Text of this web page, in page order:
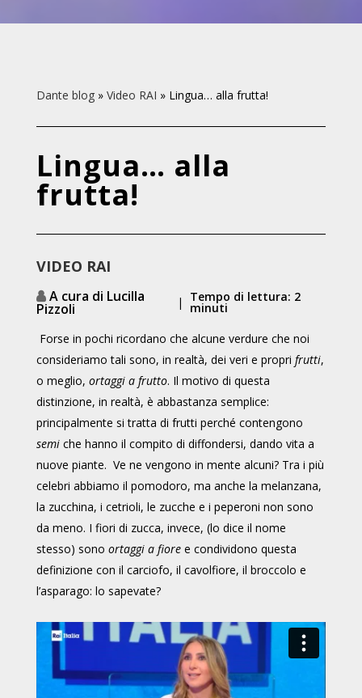
Dante blog» Video RAI » Lingua… alla frutta!
Lingua… alla
frutta!
VIDEO RAI
A cura di Lucilla
Pizzoli | Tempo di lettura: 2
minuti
Forse in pochi ricordano che alcune verdure che noi
consideriamo tali sono, in realtà, dei veri e propri frutti,
o meglio, ortaggi a frutto. Il motivo di questa
distinzione, in realtà, è abbastanza semplice:
principalmente si tratta di frutti perché contengono
semiche hanno il compito di diffondersi, dando vita a
nuove piante. Ve ne vengono in mente alcuni? Tra i più
celebri abbiamo il pomodoro, ma anche la melanzana,
la zucchina, i cetrioli, le zucche e i peperoni non sono
da meno. I fiori di zucca, invece, (lo dice il nome
stesso) sono ortaggi a fioree condividono questa
definizione con il carciofo, il cavolfiore, il broccolo e
l’asparago: lo sapevate?